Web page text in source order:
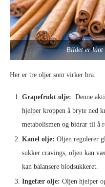
Bildet er lånt
Her er tre oljer som virker bra:
Grapefrukt olje: Denne
hjelper kroppen å bryte ned
metabolismen og bidrar til å
Kanel olje: Oljen regulerer
sukker cravings, oljen kan
kan balansere blodsukkeret.
Ingefær olje: Oljen hjelper